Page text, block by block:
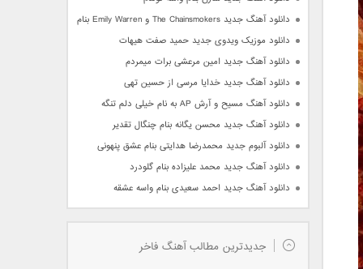
دانلود آهنگ جدید The Chainsmokers و Emily Warren بنام Side Effects
دانلود موزیک ویدوی جدید حمید صفت هیهات
دانلود آهنگ جدید امین مرعشی برات میمردم
دانلود آهنگ جدید خدایا مرسی از حسین تهی
دانلود آهنگ مسیح و آرش AP به نام خیلی دلم تنگه
دانلود آهنگ جدید محسن یگانه بنام چنگال تقدیر
دانلود آلبوم جدید محمدرضا هدایتی بنام عشق پنهونی
دانلود آهنگ جدید محمد علیزاده بنام گلودرد
دانلود آهنگ جدید احمد سعیدی بنام واسه عشقه
جدیدترین مطالب آهنگ فاخر